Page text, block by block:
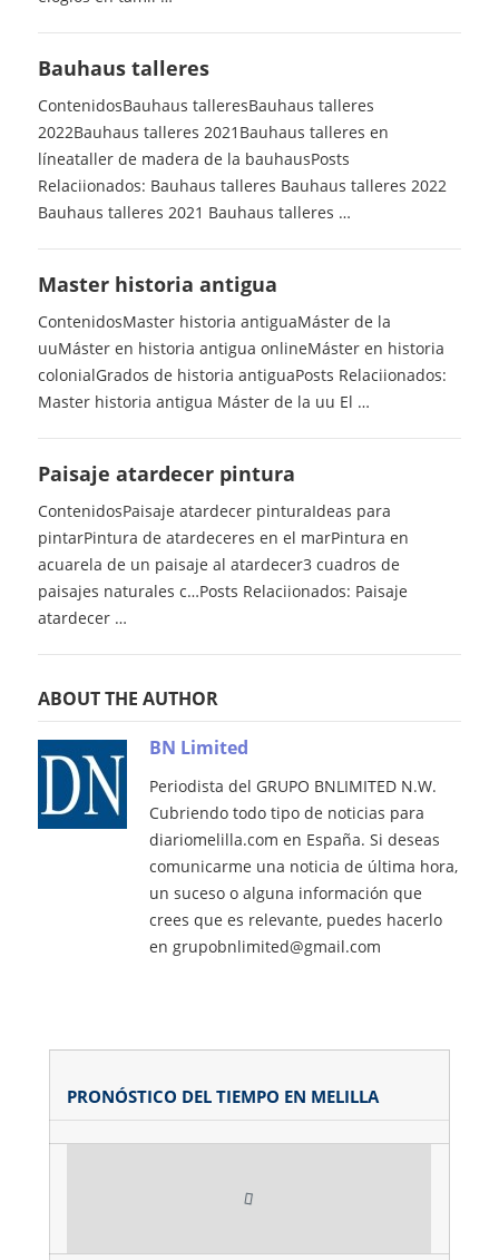
Bauhaus talleres
ContenidosBauhaus talleresBauhaus talleres
2022Bauhaus talleres 2021Bauhaus talleres en
líneataller de madera de la bauhausPosts
Relaciionados: Bauhaus talleres Bauhaus talleres 2022
Bauhaus talleres 2021 Bauhaus talleres …
Master historia antigua
ContenidosMaster historia antiguaMáster de la
uuMáster en historia antigua onlineMáster en historia
colonialGrados de historia antiguaPosts Relaciionados:
Master historia antigua Máster de la uu El …
Paisaje atardecer pintura
ContenidosPaisaje atardecer pinturaIdeas para
pintarPintura de atardeceres en el marPintura en
acuarela de un paisaje al atardecer3 cuadros de
paisajes naturales c…Posts Relaciionados: Paisaje
atardecer …
ABOUT THE AUTHOR
BN Limited
Periodista del GRUPO BNLIMITED N.W.
Cubriendo todo tipo de noticias para
diariomelilla.com en España. Si deseas
comunicarme una noticia de última hora,
un suceso o alguna información que
crees que es relevante, puedes hacerlo
en grupobnlimited@gmail.com
PRONÓSTICO DEL TIEMPO EN MELILLA